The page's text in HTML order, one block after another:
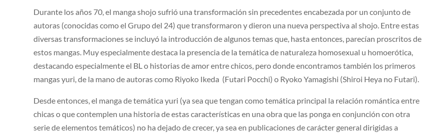
Durante los años 70, el manga shojo sufrió una transformación sin precedentes encabezada por un conjunto de
autoras (conocidas como el Grupo del 24) que transformaron y dieron una nueva perspectiva al shojo. Entre estas
diversas transformaciones se incluyó la introducción de algunos temas que, hasta entonces, parecían proscritos de
estos mangas. Muy especialmente destaca la presencia de la temática de naturaleza homosexual u homoerótica,
destacando especialmente el BL o historias de amor entre chicos, pero donde encontramos también los primeros
mangas yuri, de la mano de autoras como Riyoko Ikeda (Futari Pocchi) o Ryoko Yamagishi (Shiroi Heya no Futari).
Desde entonces, el manga de temática yuri (ya sea que tengan como temática principal la relación romántica entre
chicas o que contemplen una historia de estas características en una obra que las ponga en conjunción con otra
serie de elementos temáticos) no ha dejado de crecer, ya sea en publicaciones de carácter general dirigidas a